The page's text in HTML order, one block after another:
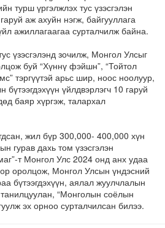
турш үргэлжлэх тус үзэсгэлэн
аж ахуйн нэгж, байгууллага
ажиллагаагаа сурталчилж байна.
үзэсгэлэнд зочилж, Монгол Улсыг
буй “Хүннү фэйшн”, “Тойтол
тэргүүтэй арьс шир, ноос ноолуур,
үйлдвэрлэгч 10 гаруй
баяр хүргэж, талархал
жил бүр 300,000- 400,000 хүн
гурав дахь том үзэсгэлэн
т Монгол Улс 2024 онд анх удаа
оролцож, Монгол Улсын үндэсний
бүтээгдэхүүн, аялал жуулчлалын
танилцуулан, “Монголын соёлын
эх орноо сурталчилсан билээ.